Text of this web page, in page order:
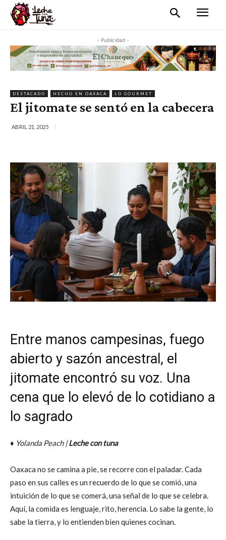
- Publicidad -
DESTACADO HECHO EN OAXACA LO GOURMET
El jitomate se sentó en la cabecera
ABRIL 21, 2025
Entre manos campesinas, fuego
abierto y sazón ancestral, el
jitomate encontró su voz. Una
cena que lo elevó de lo cotidiano a
lo sagrado
♦ Yolanda Peach |Leche con tuna
Oaxaca no se camina a pie, se recorre con el paladar. Cada
paso en sus calles es un recuerdo de lo que se comió, una
intuición de lo que se comerá, una señal de lo que se celebra.
Aquí, la comida es lenguaje, rito, herencia. Lo sabe la gente, lo
sabe la tierra, y lo entienden bien quienes cocinan.